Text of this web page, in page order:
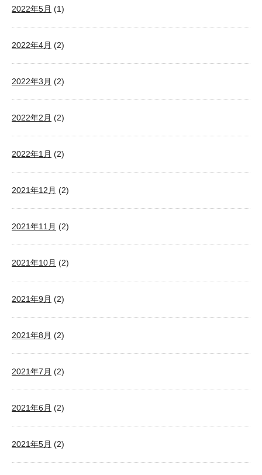
2022年5月 (1)
2022年4月 (2)
2022年3月 (2)
2022年2月 (2)
2022年1月 (2)
2021年12月 (2)
2021年11月 (2)
2021年10月 (2)
2021年9月 (2)
2021年8月 (2)
2021年7月 (2)
2021年6月 (2)
2021年5月 (2)